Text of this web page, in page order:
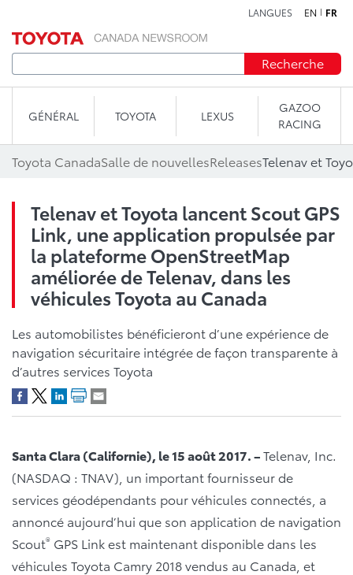
LANGUES EN FR
Recherche
GÉNÉRAL TOYOTA LEXUS
GAZOO
RACING
Toyota CanadaSalle de nouvellesReleases
Telenav et Toyota lancent Scout GPS
Link, une application propulsée par
la plateforme OpenStreetMap
améliorée de Telenav, dans les
véhicules Toyota au Canada
Les automobilistes bénéficieront d’une expérience de
navigation sécuritaire intégrée de façon transparente à
d’autres services Toyota
Santa Clara (Californie), le 15 août 2017. –Telenav, Inc.
(NASDAQ : TNAV), un important fournisseur de
services géodépendants pour véhicules connectés, a
annoncé aujourd’hui que son application de navigation
Scout® GPS Link est maintenant disponible dans les
véhicules Toyota Camry 2018 vendus au Canada, et